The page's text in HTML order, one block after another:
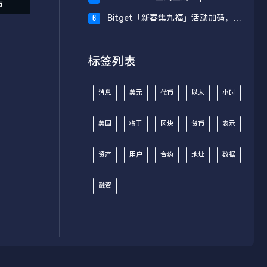
6
Bitget「新春集九福」活动加码，报
标签列表
消息 美元 代币 以太 小时
美国 将于 区块 货币 表示
资产 用户 合约 地址 数据
融资